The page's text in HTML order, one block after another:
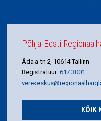
Põhja-Eesti
Ädala tn 2, 10614 Tallinn
Registratuur: 617 3001
KÕIK